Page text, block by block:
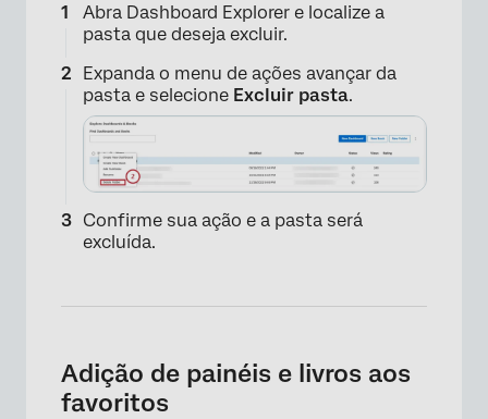
×
Abra Dashboard Explorer e localize a
pasta que deseja excluir.
Expanda o menu de ações avançar da
pasta e selecione Excluir pasta.
Confirme sua ação e a pasta será
excluída.
Adição de painéis e livros aos
favoritos